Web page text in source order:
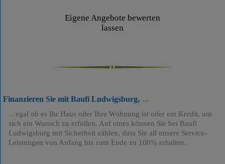
Eigene Angebote bewerten
lassen
Finanzieren Sie mit Baufi Ludwigsburg,
egal ob es Ihr Haus oder Ihre Wohnung ist oder ein Kredit, um
sich ein Wunsch zu erfüllen. Auf eines können Sie bei Baufi
Ludwigsburg mit Sicherheit zählen, dass Sie all unsere Service-
Leistungen von Anfang bis zum Ende zu 100% erhalten.